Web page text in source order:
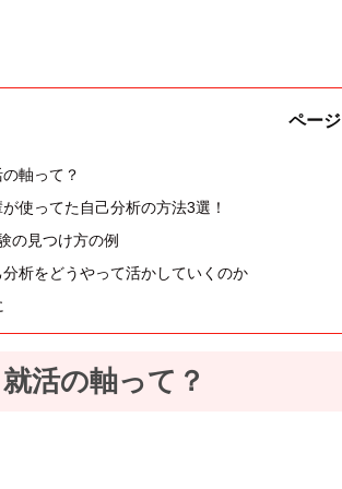
ペー
軸って？
使ってた自己分析の方法3選！
の見つけ方の例
析をどうやって活かしていくのか
活の軸って？